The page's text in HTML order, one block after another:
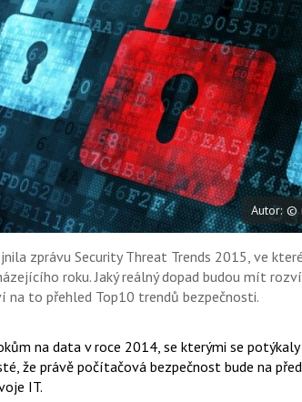
Autor: ©
zprávu Security Threat Trends 2015, ve
roku. Jaký reálný dopad budou mít
na to přehled Top10 trendů bezpečnosti.
na data v roce 2014, se kterými se
že právě počítačová bezpečnost bude na
IT.